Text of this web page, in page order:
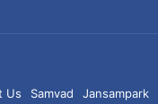
Us Samvad Jansampark